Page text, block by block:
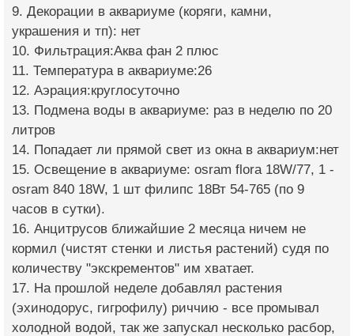
9. Декорации в аквариуме (коряги, камни,
украшения и тп): нет
10. Фильтрация:Аква фан 2 плюс
11. Температура в аквариуме:26
12. Аэрация:круглосуточно
13. Подмена воды в аквариуме: раз в неделю по 20
литров
14. Попадает ли прямой свет из окна в аквариум:нет
15. Освещение в аквариуме: osram flora 18W/77, 1 -
osram 840 18W, 1 шт филипс 18Вт 54-765 (по 9
часов в сутки).
16. Анцитрусов ближайшие 2 месяца ничем не
кормил (чистят стенки и листья растений) судя по
количеству "экскрементов" им хватает.
17. На прошлой неделе добавлял растения
(эхинодорус, гигрофилу) риччию - все промывал
холодной водой, так же запускал несколько расбор,